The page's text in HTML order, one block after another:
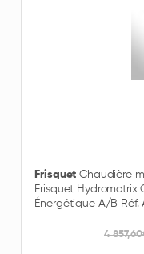
Frisquet Chaudière
Frisquet Hydromotrix
Énergétique A/B Réf.
4